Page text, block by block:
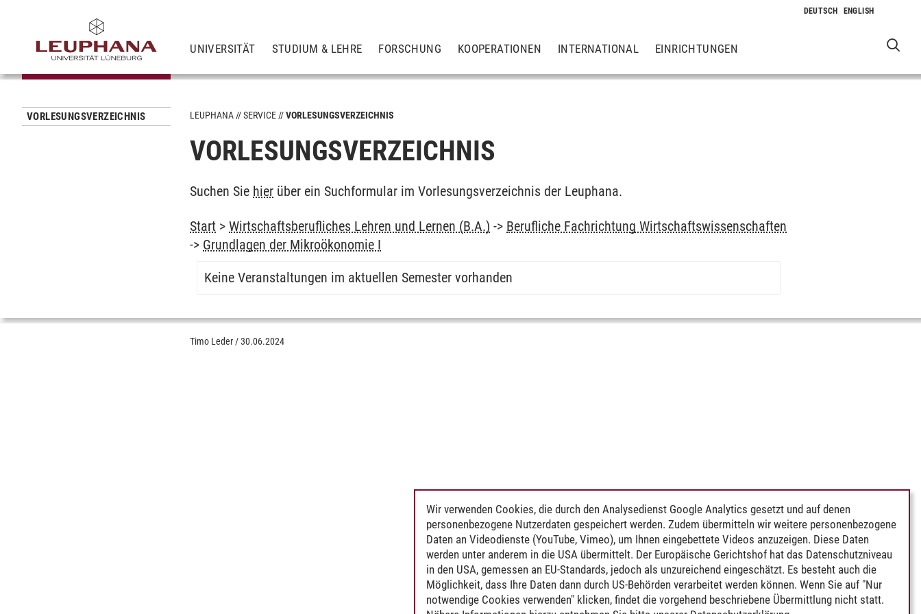
UNIVERSITÄT STUDIUM & LEHRE FORSCHUNG KOOPERATIONEN INTERNATIONAL EINRICHTUNGEN
VORLESUNGSVERZEICHNIS LEUPHANA SERVICE VORLESUNGSVERZEICHNIS
VORLESUNGSVERZEICHNIS
Suchen Sie hier über ein Suchformular im Vorlesungsverzeichnis der Leuphana.
Start >Wirtschaftsberufliches Lehren und Lernen (B.A.) -> Berufliche Fachrichtung Wirtschaftswissenschaften
-> Grundlagen der Mikroökonomie I
Keine Veranstaltungen im aktuellen Semester vorhanden
Timo Leder /30.06.2024
Wir verwenden Cookies, die durch den Analysedienst Google Analytics gesetzt und auf denen
personenbezogene Nutzerdaten gespeichert werden. Zudem übermitteln wir weitere personenbezogene
Daten an Videodienste (YouTube, Vimeo), um Ihnen eingebettete Videos anzuzeigen. Diese Daten
werden unter anderem in die USA übermittelt. Der Europäische Gerichtshof hat das Datenschutzniveau
in den USA, gemessen an EU-Standards, jedoch als unzureichend eingeschätzt. Es besteht auch die
Möglichkeit, dass Ihre Daten dann durch US-Behörden verarbeitet werden können. Wenn Sie auf "Nur
notwendige Cookies verwenden" klicken, findet die vorgehend beschriebene Übermittlung nicht statt.